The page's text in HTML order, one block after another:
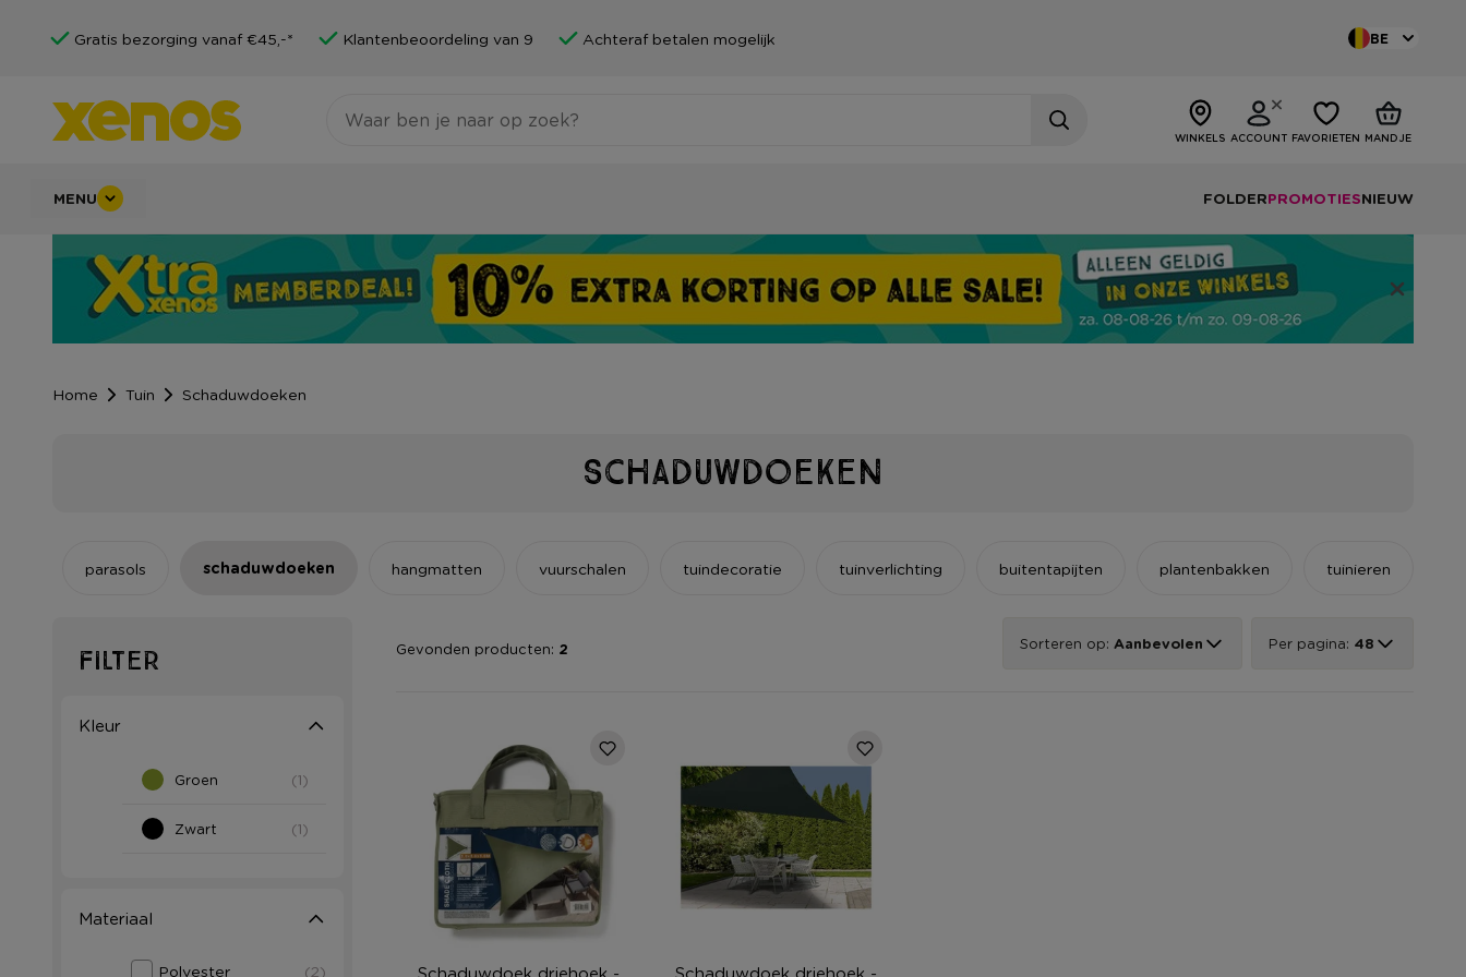
Gratis bezorging vanaf €45,-* Klantenbeoordeling van 9 Achteraf betalen mogelijk BE
WINKELS ACCOUNT FAVORIETEN MANDJE
MENU FOLDERPROMOTIESNIEUW
Home Tuin Schaduwdoeken
Schaduwdoeken
parasols schaduwdoeken hangmatten vuurschalen tuindecoratie tuinverlichting buitentapijten plantenbakken tuinieren
Filter
Kleur
Groen (1)
Zwart (1)
Materiaal
Polyester (2)
Gevonden producten: 2 Sorteren op: Aanbevolen Per pagina: 48
Schaduwdoek driehoek -
Schaduwdoek driehoek -